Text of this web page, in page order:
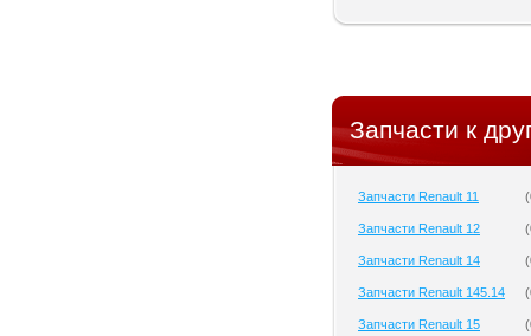
Запчасти к
Запчасти Renault 11 (
Запчасти Renault 12 (
Запчасти Renault 14 (
Запчасти Renault 145.14 (
Запчасти Renault 15 (